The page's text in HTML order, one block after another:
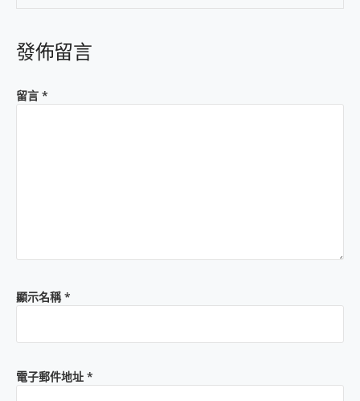
發佈留言
留言 *
顯示名稱*
電子郵件地址 *